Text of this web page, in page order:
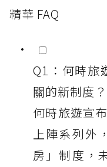
精華 FAQ
Q1：何時旅
關的新制度？
何時旅遊宣
上陣系列外
房」制度，